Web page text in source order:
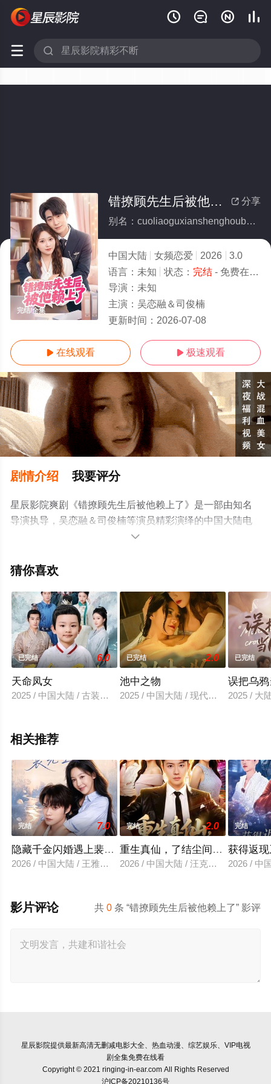
   
 
完结/全集
 分享
错撩顾先生后被他赖上了(全集)
别名：cuoliaoguxianshenghoubeitalaishangliao
中国大陆 女频恋爱 2026
3.0
语言： 未知 状态： 完结- 免费在线观看
导演： 未知
主演： 吴恋融＆司俊楠
更新时间： 2026-07-08
 在线观看  极速观看
剧情介绍 我要评分
星辰影院爽剧《错撩顾先生后被他赖上了》是一部由知名
导演执导，吴恋融＆司俊楠等演员精彩演绎的中国大陆电
视剧，大结局剧情已揭晓（完结），手机免费观看高清未
移步至豆瓣电视剧、电视猫或剧情网等平台了解。

猜你喜欢
已完结 6.0
天命凤女
2025 / 中国大陆 / 古装仙侠
已完结 2.0
池中之物
2025 / 中国大陆 / 现代都市
已完结
误把乌
2025 / 大
相关推荐
完结 7.0
隐藏千金闪婚遇上裴先生
2026 / 中国大陆 / 王雅清＆朱城玮
完结 2.0
重生真仙，了结尘间恩怨
2026 / 中国大陆 / 汪克强＆田诗园
完结
获得返
2026 / 中
共0 条 “错撩顾先生后被他赖上了” 影评
影片评论
星辰影院提供最新高清无删减电影大全、热血动漫、综艺娱乐、VIP电视
剧全集免费在线看
Copyright © 2021 ringing-in-ear.com All Rights Reserved
沪ICP备20210136号